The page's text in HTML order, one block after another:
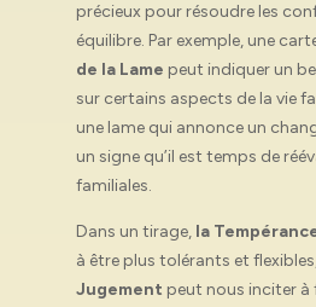
précieux pour résoudre les
équilibre. Par exemple, une
de la Lame peut indiquer un
sur certains aspects de la vie
une lame qui annonce un
un signe qu’il est temps de
familiales.
Dans un tirage, la
à être plus tolérants et
Jugement peut nous inciter à